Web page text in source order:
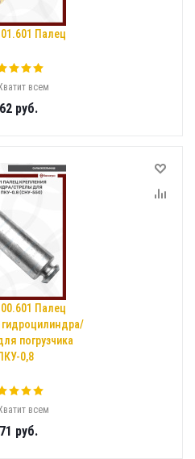
Палец
всем
руб.
Палец
гидроцилиндра/
погрузчика
0,8
всем
руб.